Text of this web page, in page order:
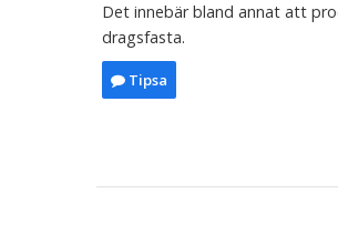
Det innebär bland annat att
dragsfasta.
Tipsa